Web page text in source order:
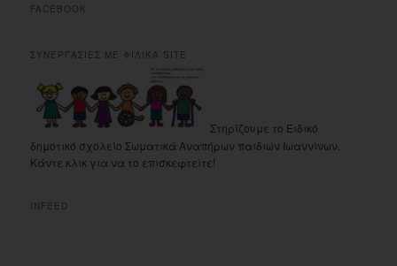
FACEBOOK
ΣΥΝΕΡΓΑΣΙΕΣ ΜΕ ΦΙΛΙΚΑ SITE
Στηρίζουμε το Ειδικό
δημοτικό σχολείο Σωματικά Αναπήρων παιδιών Ιωαννίνων.
Κάντε κλικ για να το επισκεφτείτε!
INFEED